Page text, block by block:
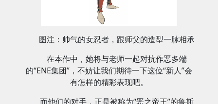
图注：帅气的女忍者，跟师父的造型一脉相承
在本作中，她将与老师一起对抗作恶多端
的“ENE集团”，不妨让我们期待一下这位“新人”会
有怎样的精彩表现吧。
而他们的对手，正是被称为“恶之帝王”的鲁斯